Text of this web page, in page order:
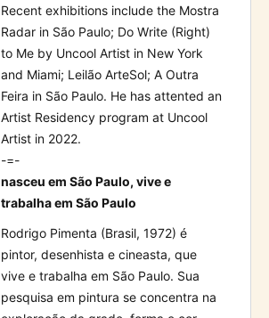
Recent exhibitions include the Mostra
Radar in São Paulo; Do Write (Right)
to Me by Uncool Artist in New York
and Miami; Leilão ArteSol; A Outra
Feira in São Paulo. He has attented an
Artist Residency program at Uncool
Artist in 2022.
-=-
nasceu em São Paulo, vive e
trabalha em São Paulo
Rodrigo Pimenta (Brasil, 1972) é
pintor, desenhista e cineasta, que
vive e trabalha em São Paulo. Sua
pesquisa em pintura se concentra na